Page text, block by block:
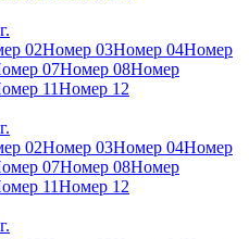
02Номер 03Номер 04Номер
07Номер 08Номер
11Номер 12
02Номер 03Номер 04Номер
07Номер 08Номер
11Номер 12